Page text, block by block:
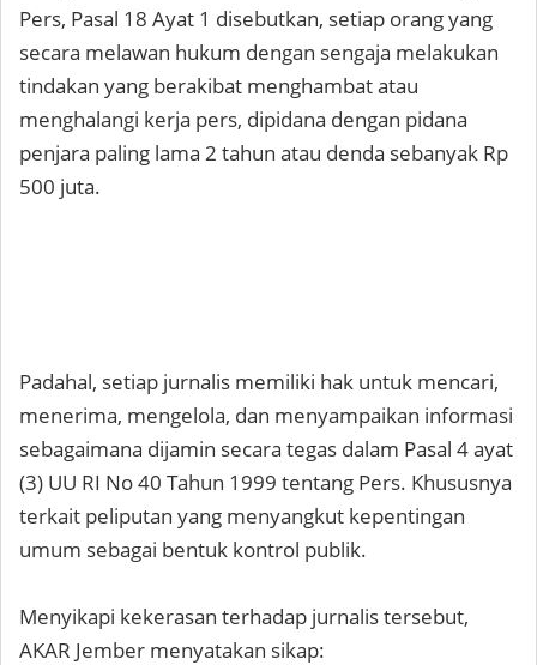
Pers, Pasal 18 Ayat 1 disebutkan, setiap orang yang
secara melawan hukum dengan sengaja melakukan
tindakan yang berakibat menghambat atau
menghalangi kerja pers, dipidana dengan pidana
penjara paling lama 2 tahun atau denda sebanyak Rp
500 juta.
Padahal, setiap jurnalis memiliki hak untuk mencari,
menerima, mengelola, dan menyampaikan informasi
sebagaimana dijamin secara tegas dalam Pasal 4 ayat
(3) UU RI No 40 Tahun 1999 tentang Pers. Khususnya
terkait peliputan yang menyangkut kepentingan
umum sebagai bentuk kontrol publik.
Menyikapi kekerasan terhadap jurnalis tersebut,
AKAR Jember menyatakan sikap: